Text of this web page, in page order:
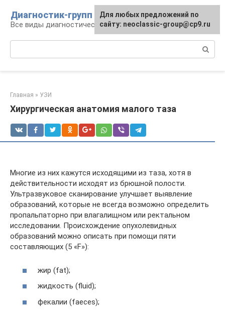
контенту
Диагностик-групп
Все виды диагностических манипуляций
Главная » УЗИ
Хирургическая анатомия малого таза
Многие из них кажутся исходящими из таза, хотя в
действительности исходят из брюшной полости.
Ультразвуковое сканирование улучшает выявление
образований, которые не всегда возможно определить
пропальпаторно при влагалищном или ректальном
исследовании. Происхождение опухолевидных
образований можно описать при помощи пяти
составляющих (5 «F»):
жир (fat);
жидкость (fluid);
фекалии (faeces);
Для любых предложений по
сайту: neoclassic-group@cp9.ru